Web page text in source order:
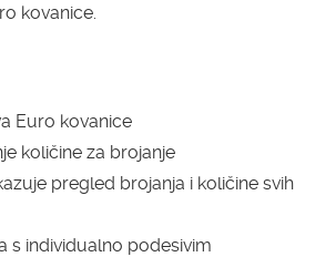
kovanice.
Euro kovanice
količine za brojanje
pregled brojanja i količine svih
s individualno podesivim